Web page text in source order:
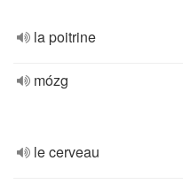
la poitrine
mózg
le cerveau